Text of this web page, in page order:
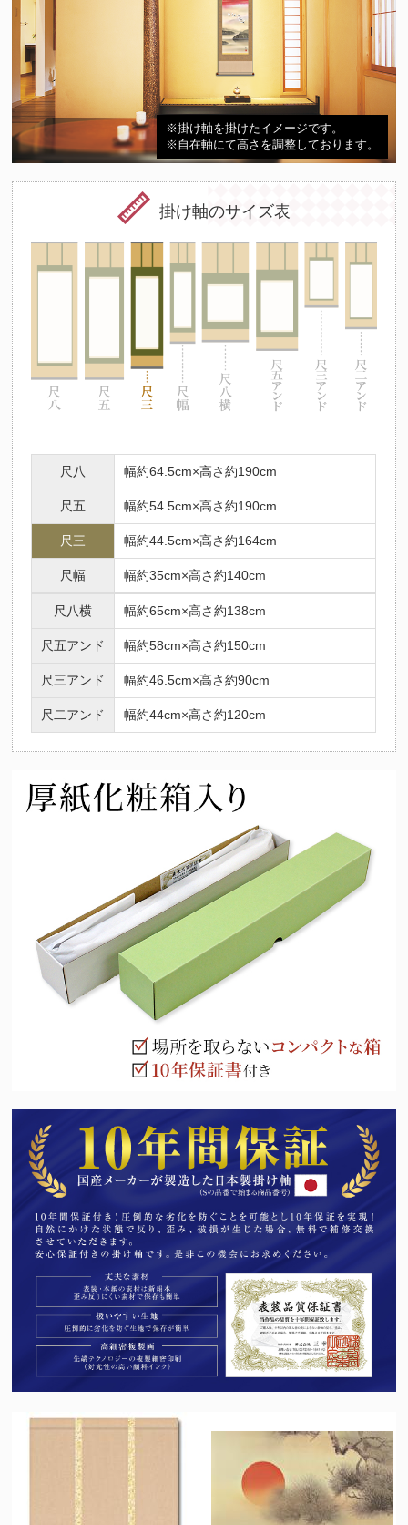
※掛け軸を掛けたイメージです。
※自在軸にて高さを調整しております。
掛け軸のサイズ表
尺八 幅約64.5cm×高さ約190cm
尺五 幅約54.5cm×高さ約190cm
尺三 幅約44.5cm×高さ約164cm
尺幅 幅約35cm×高さ約140cm
尺八横 幅約65cm×高さ約138cm
尺五アンド 幅約58cm×高さ約150cm
尺三アンド 幅約46.5cm×高さ約90cm
尺二アンド 幅約44cm×高さ約120cm